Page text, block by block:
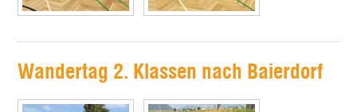
Wandertag 2. Klassen nach Baierdorf